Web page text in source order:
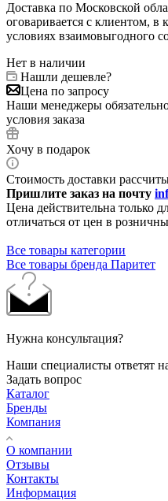
Доставка по Московской
оговаривается с клиентом, в
условиях взаимовыгодного
Нет в наличии
Нашли дешевле?
Цена по запросу
Наши менеджеры
условия заказа
Хочу в подарок
Стоимость доставки
Пришлите заказ на почту
Цена действительна только
отличаться от цен в
Все товары категории
Все товары бренда Паритет
Нужна консультация?
Наши специалисты ответят
Задать вопрос
Каталог
Бренды
Компания
О компании
Отзывы
Контакты
Информация